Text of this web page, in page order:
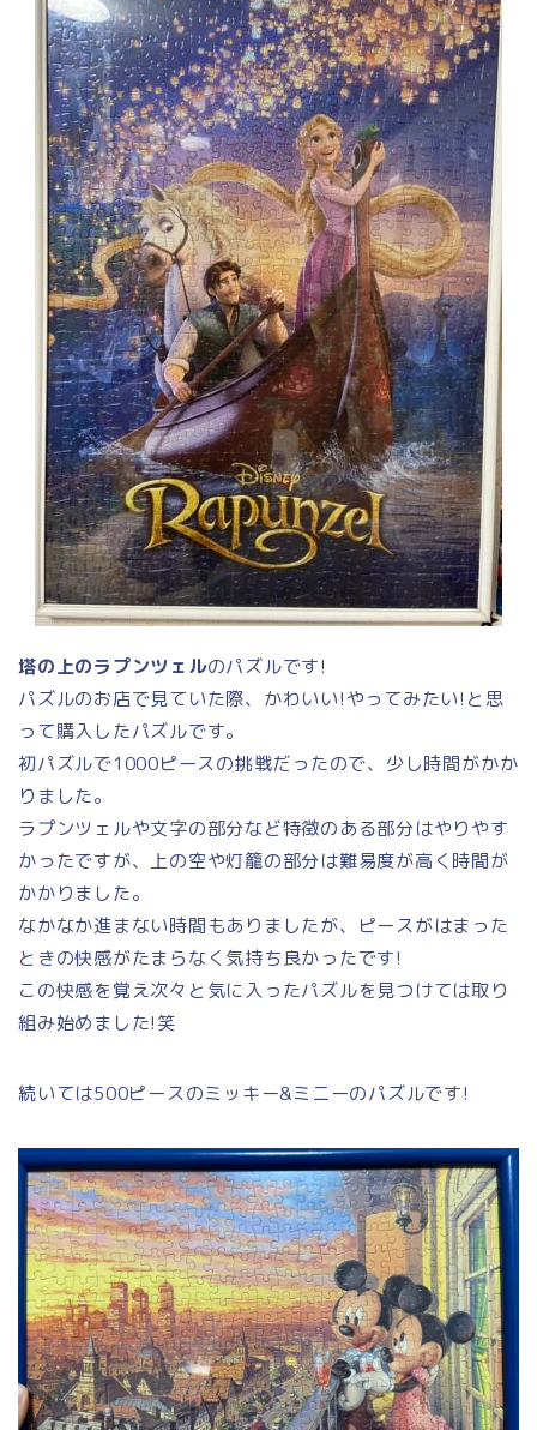
塔の上のラプンツェルのパズルです!
パズルのお店で見ていた際、かわいい!やってみたい!と思
って購入したパズルです。
初パズルで1000ピースの挑戦だったので、少し時間がかか
りました。
ラプンツェルや文字の部分など特徴のある部分はやりやす
かったですが、上の空や灯籠の部分は難易度が高く時間が
かかりました。
なかなか進まない時間もありましたが、ピースがはまった
ときの快感がたまらなく気持ち良かったです!
この快感を覚え次々と気に入ったパズルを見つけては取り
組み始めました!笑
続いては500ピースのミッキー&ミニーのパズルです!